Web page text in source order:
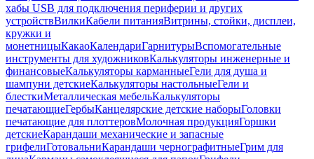
хабы USB для подключения периферии и других
устройствВилкиКабели питанияВитрины, стойки, дисплеи,
кружки и
монетницыКакаоКалендариГарнитурыВспомогательные
инструменты для художниковКалькуляторы инженерные и
финансовыеКалькуляторы карманныеГели для душа и
шампуни детскиеКалькуляторы настольныеГели и
блесткиМеталлическая мебельКалькуляторы
печатающиеГербыКанцелярские детские наборыГоловки
печатающие для плоттеровМолочная продукцияГоршки
детскиеКарандаши механические и запасные
грифелиГотовальниКарандаши чернографитныеГрим для